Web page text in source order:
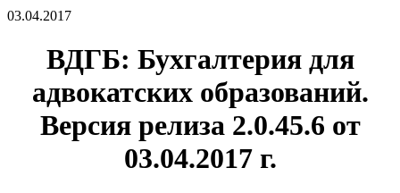
03.04.2017
ВДГБ: Бухгалтерия для
адвокатских образований.
Версия релиза 2.0.45.6 от
03.04.2017 г.